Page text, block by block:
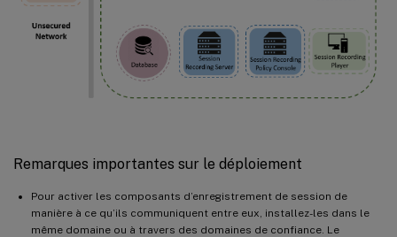
Remarques importantes sur le déploiement
Pour activer les composants d’enregistrement de session de
manière à ce qu’ils communiquent entre eux, installez-les dans le
même domaine ou à travers des domaines de confiance. Le